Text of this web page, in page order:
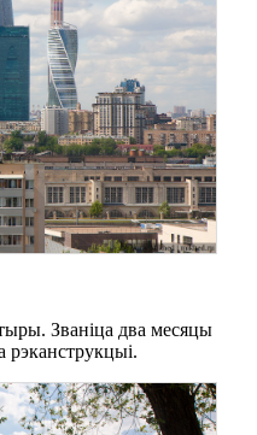
Званіца два месяцы
рэканструкцыі.